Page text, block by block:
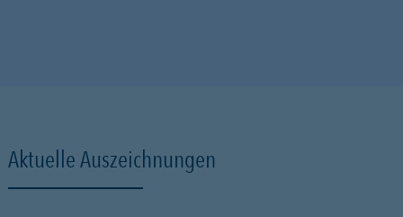
Aktuelle Auszeichnungen